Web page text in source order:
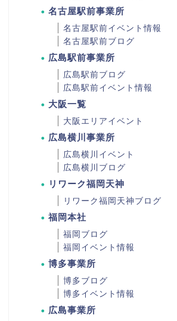
名古屋駅前事業所
名古屋駅前イベント情報
名古屋駅前ブログ
広島駅前事業所
広島駅前ブログ
広島駅前イベント情報
大阪一覧
大阪エリアイベント
広島横川事業所
広島横川イベント
広島横川ブログ
リワーク福岡天神
リワーク福岡天神ブログ
福岡本社
福岡ブログ
福岡イベント情報
博多事業所
博多ブログ
博多イベント情報
広島事業所